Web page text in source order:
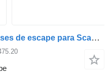
1724124 recirculación de gases de escape para Scania P,G,R,T-series (2004-2017) cabeza tractora